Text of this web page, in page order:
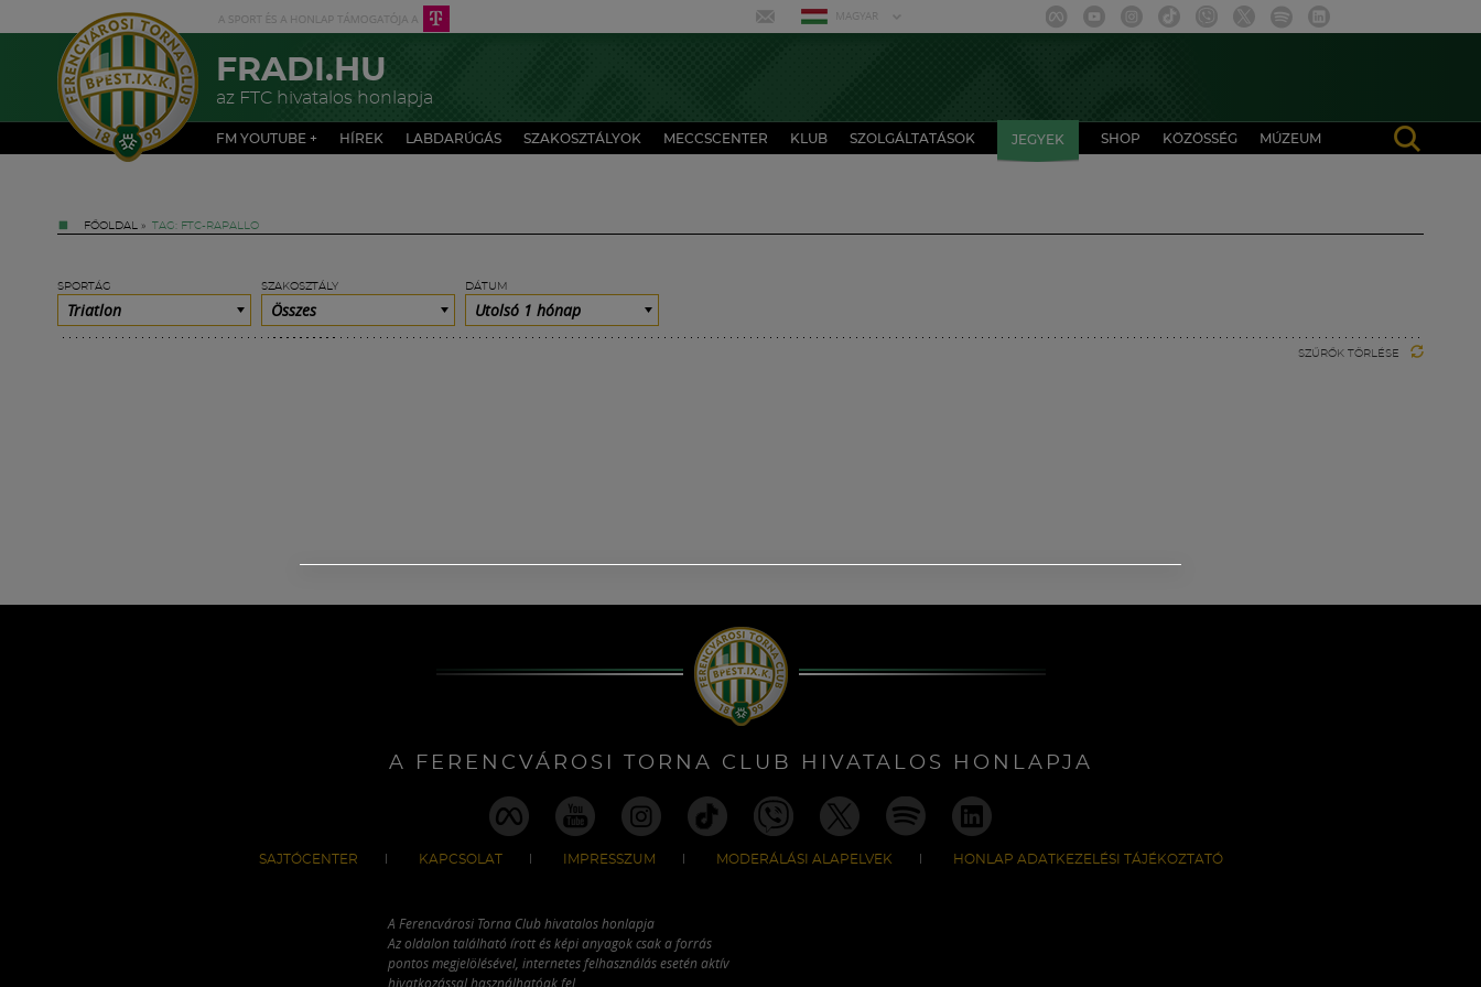
MAGYAR
FRADI.HU
az FTC hivatalos honlapja
FM YOUTUBE + HÍREK LABDARÚGÁS SZAKOSZTÁLYOK MECCSCENTER KLUB SZOLGÁLTATÁSOK JEGYEK SHOP KÖZÖSSÉG MÚZEUM
FŐOLDAL » TAG: FTC-RAPALLO
SPORTÁG
Triatlon
SZAKOSZTÁLY
Összes
DÁTUM
Utolsó 1 hónap
SZŰRŐK TÖRLÉSE
A FERENCVÁROSI TORNA CLUB HIVATALOS HONLAPJA
SAJTÓCENTER KAPCSOLAT IMPRESSZUM MODERÁLÁSI ALAPELVEK HONLAP ADATKEZELÉSI TÁJÉKOZTATÓ
A Ferencvárosi Torna Club hivatalos honlapja
Az oldalon található írott és képi anyagok csak a forrás
pontos megjelölésével, internetes felhasználás esetén aktív
hivatkozással használhatóak fel.